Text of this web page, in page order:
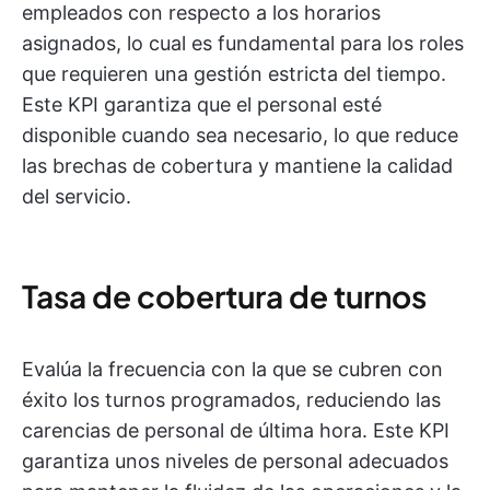
empleados con respecto a los horarios
asignados, lo cual es fundamental para los roles
que requieren una gestión estricta del tiempo.
Este KPI garantiza que el personal esté
disponible cuando sea necesario, lo que reduce
las brechas de cobertura y mantiene la calidad
del servicio.
Tasa de cobertura de turnos
Evalúa la frecuencia con la que se cubren con
éxito los turnos programados, reduciendo las
carencias de personal de última hora. Este KPI
garantiza unos niveles de personal adecuados